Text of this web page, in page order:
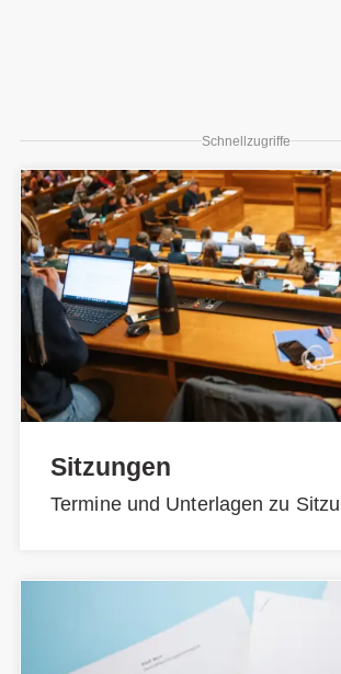
Schnellzugriffe
Sitzungen
Termine und Unterlagen zu